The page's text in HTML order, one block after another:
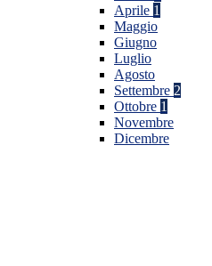
Aprile 1
Maggio
Giugno
Luglio
Agosto
Settembre 2
Ottobre 1
Novembre
Dicembre